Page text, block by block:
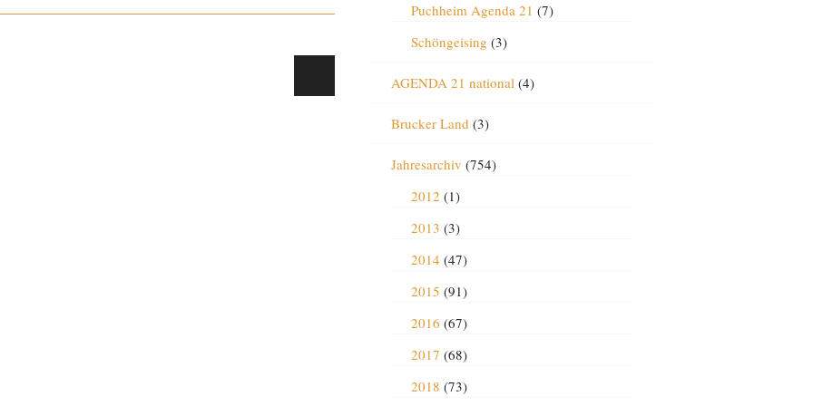
Puchheim Agenda 21 (7)
Schöngeising (3)
AGENDA 21 national(4)
Brucker Land (3)
Jahresarchiv (754)
2012 (1)
2013 (3)
2014 (47)
2015 (91)
2016 (67)
2017 (68)
2018 (73)